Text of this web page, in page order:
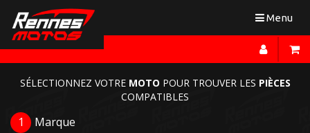
Toggle
Menu
SÉLECTIONNEZ VOTRE MOTO POUR TROUVER LES PIÈCES
COMPATIBLES
1 Marque